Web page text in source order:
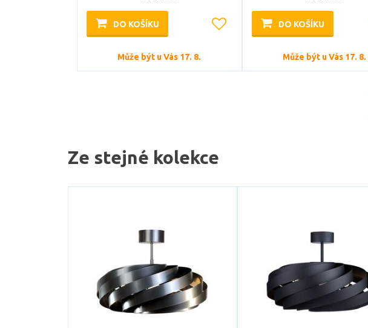
DO KOŠÍKU
Může být u Vás 17. 8.
DO KOŠÍKU
Může být u Vás 17. 8.
Ze stejné kolekce